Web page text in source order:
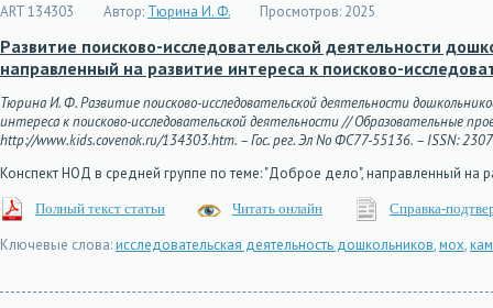
ART 134303 Автор: Тюрина И. Ф. Просмотров: 2025
Развитие поисково-исследовательской деятельности
направленный на развитие интереса к поисково-
Тюрина И. Ф. Развитие поисково-исследовательской деятельности
интереса к поисково-исследовательской деятельности // Образовательные
http://www.kids.covenok.ru/134303.htm. – Гос. рег. Эл No ФС77-55136. – ISSN:
Конспект НОД в средней группе по теме: "Доброе дело", направленный на
Полный текст статьи Читать онлайн Справка-
Ключевые слова:исследовательская деятельность дошкольников,мох,